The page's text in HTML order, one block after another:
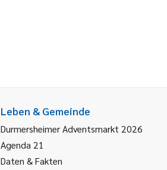
Leben & Gemeinde
Durmersheimer Adventsmarkt 2026
Agenda 21
Daten & Fakten